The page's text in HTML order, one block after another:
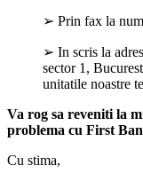
➢ Prin fax la
➢ In scris la
sector 1,
unitatile noastre
Va rog sa reveniti la
problema cu First
Cu stima,